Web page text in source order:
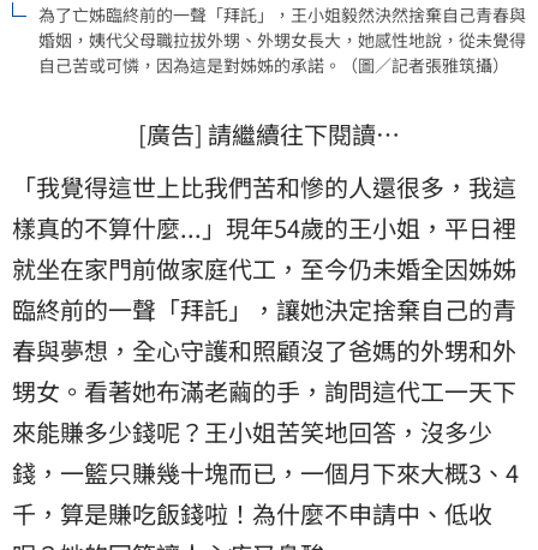
為了亡姊臨終前的一聲「拜託」，王小姐毅然決然捨棄自己青春與
婚姻，姨代父母職拉拔外甥、外甥女長大，她感性地說，從未覺得
自己苦或可憐，因為這是對姊姊的承諾。（圖／記者張雅筑攝）
[廣告] 請繼續往下閱讀…
「我覺得這世上比我們苦和慘的人還很多，我這
樣真的不算什麼...」現年54歲的王小姐，平日裡
就坐在家門前做家庭代工，至今仍未婚全因姊姊
臨終前的一聲「拜託」，讓她決定捨棄自己的青
春與夢想，全心守護和照顧沒了爸媽的外甥和外
甥女。看著她布滿老繭的手，詢問這代工一天下
來能賺多少錢呢？王小姐苦笑地回答，沒多少
錢，一籃只賺幾十塊而已，一個月下來大概3、4
千，算是賺吃飯錢啦！為什麼不申請中、低收